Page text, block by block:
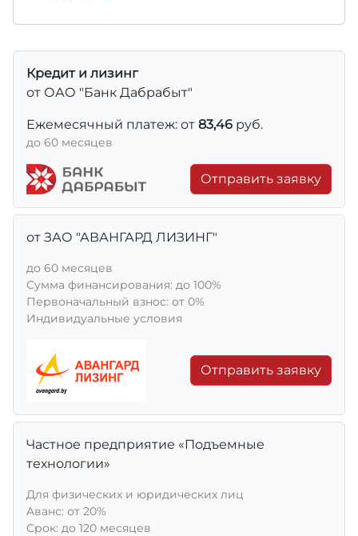
Кредит и лизинг
от ОАО "Банк Дабрабыт"
Ежемесячный платеж: от 83,46 руб.
до 60 месяцев
Отправить заявку
от ЗАО "АВАНГАРД ЛИЗИНГ"
до 60 месяцев
Сумма финансирования: до 100%
Первоначальный взнос: от 0%
Индивидуальные условия
Отправить заявку
Частное предприятие «Подъемные
технологии»
Для физических и юридических лиц
Aванс: от 20%
Срок: до 120 месяцев